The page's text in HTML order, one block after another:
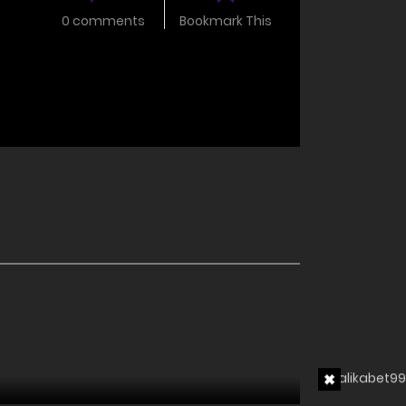
0 comments
Bookmark This